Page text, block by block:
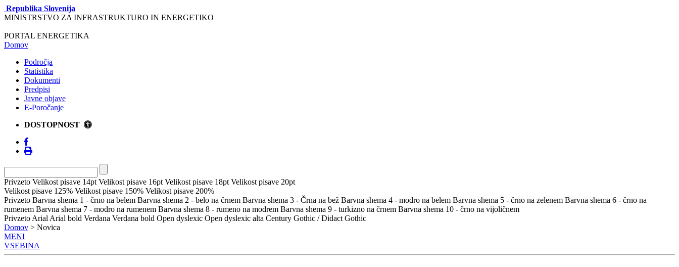
Republika Slovenija
MINISTRSTVO ZA INFRASTRUKTURO IN ENERGETIKO
PORTAL ENERGETIKA
Domov
Področja
Statistika
Dokumenti
Predpisi
Javne objave
E-Poročanje
DOSTOPNOST
Privzeto Velikost pisave 14pt Velikost pisave 16pt Velikost pisave 18pt Velikost pisave 20pt
Velikost pisave 125% Velikost pisave 150% Velikost pisave 200%
Privzeto Barvna shema 1 - črno na belem Barvna shema 2 - belo na črnem Barvna shema 3 - Črna na bež Barvna shema 4 - modro na belem Barvna shema 5 - črno na zelenem Barvna shema 6 - črno na
rumenem Barvna shema 7 - modro na rumenem Barvna shema 8 - rumeno na modrem Barvna shema 9 - turkizno na črnem Barvna shema 10 - črno na vijoličnem
Privzeto Arial Arial bold Verdana Verdana bold Open dyslexic Open dyslexic alta Century Gothic / Didact Gothic
Domov > Novica
MENI
VSEBINA